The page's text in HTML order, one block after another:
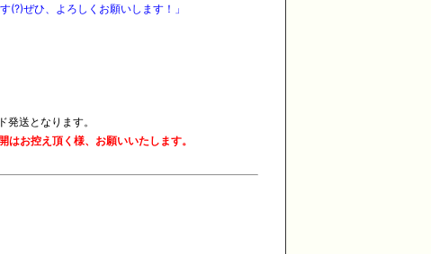
ぜひ、よろしくお願いします！」
送となります。
お控え頂く様、お願いいたします。